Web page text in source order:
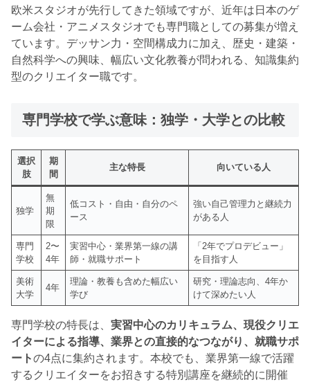
欧米スタジオが先行してきた領域ですが、近年は日本のゲ
ーム会社・アニメスタジオでも専門職としての募集が増え
ています。デッサン力・空間構成力に加え、歴史・建築・
自然科学への興味、幅広い文化教養が問われる、知識集約
型のクリエイター職です。
専門学校で学ぶ意味：独学・大学との比較
選択
肢
期
間
主な特長 向いている人
独学
無
期
限
低コスト・自由・自分のペ
ース
強い自己管理力と継続力
がある人
専門
学校
2〜
4年
実習中心・業界第一線の講
師・就職サポート
「2年でプロデビュー」
を目指す人
美術
大学
4年
理論・教養も含めた幅広い
学び
研究・理論志向、4年か
けて深めたい人
専門学校の特長は、 実習中心のカリキュラム、現役クリエ
イターによる指導、業界との直接的なつながり、就職サポ
ートの4点に集約されます。本校でも、業界第一線で活躍
するクリエイターをお招きする特別講座を継続的に開催